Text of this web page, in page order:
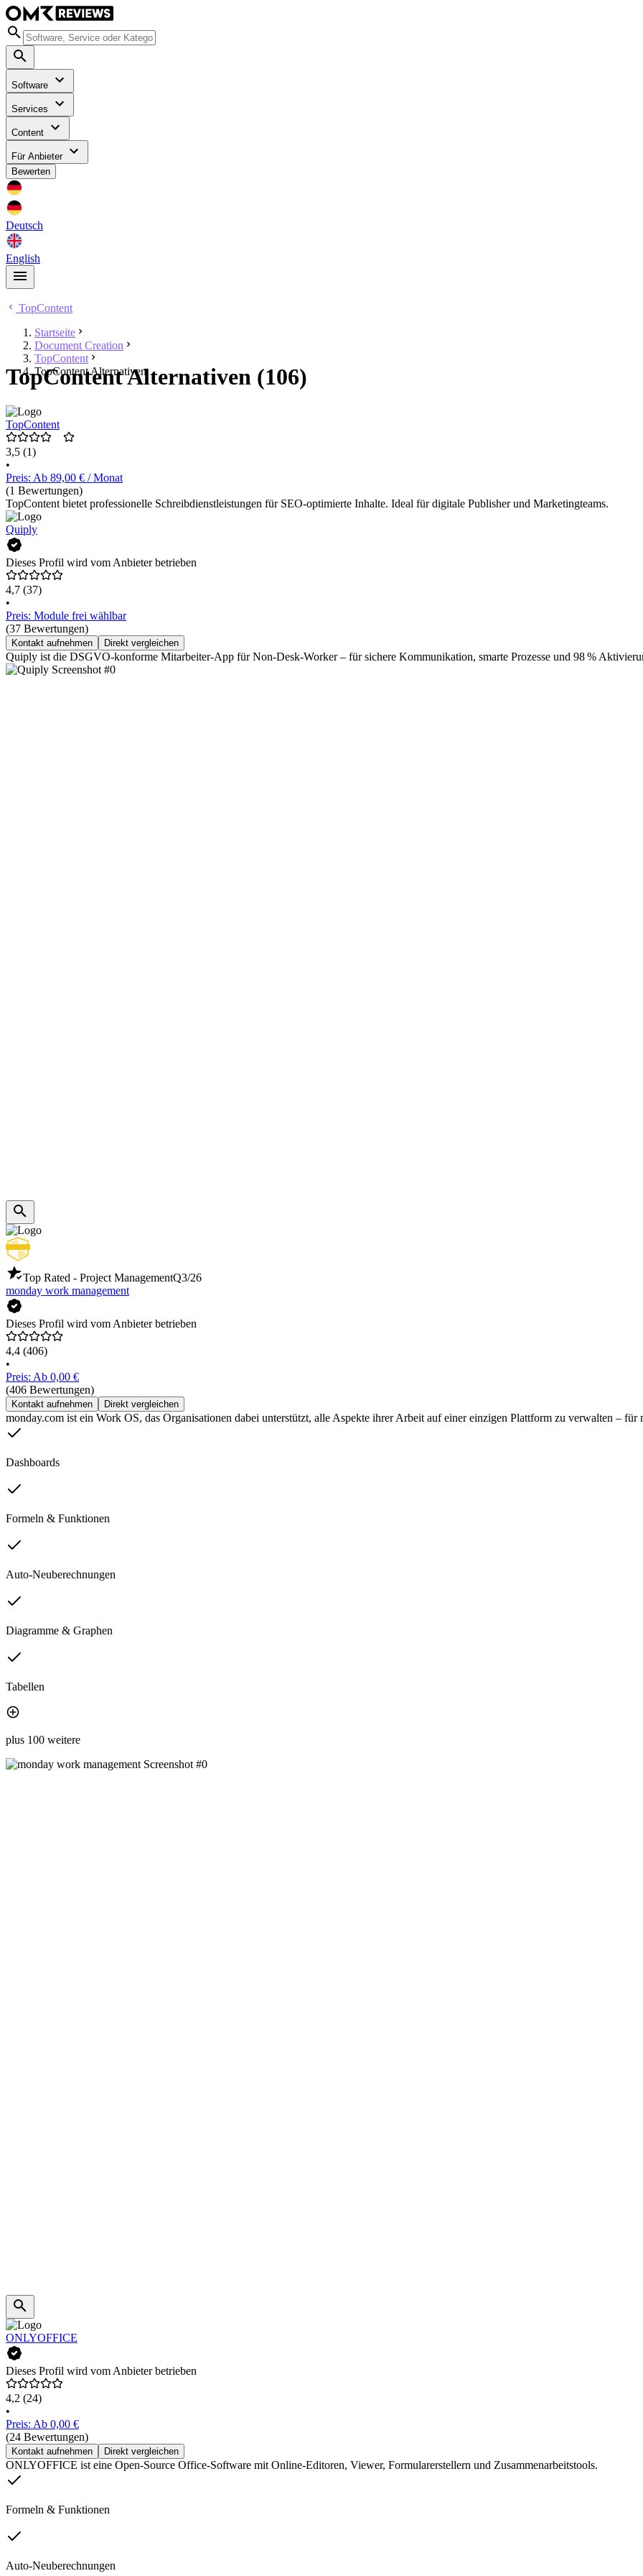
Software
Services
Content
Für Anbieter
Bewerten
Deutsch
English
TopContent
Startseite
Document Creation
TopContent
TopContent Alternativen
TopContent Alternativen (106)
TopContent
3,5 (1)
•
Preis: Ab 89,00 € / Monat
(1 Bewertungen)
TopContent bietet professionelle Schreibdienstleistungen für SEO-optimierte Inhalte. Ideal für digitale Publisher und Marketingteams.
Quiply
Dieses Profil wird vom Anbieter betrieben
4,7 (37)
•
Preis: Module frei wählbar
(37 Bewertungen)
Kontakt aufnehmen Direkt vergleichen
Quiply ist die DSGVO-konforme Mitarbeiter-App für Non-Desk-Worker – für sichere Kommunikation, smarte Prozesse und 98 %
Top Rated - Project ManagementQ3/26
monday work management
Dieses Profil wird vom Anbieter betrieben
4,4 (406)
•
Preis: Ab 0,00 €
(406 Bewertungen)
Kontakt aufnehmen Direkt vergleichen
monday.com ist ein Work OS, das Organisationen dabei unterstützt, alle Aspekte ihrer Arbeit auf einer einzigen Plattform zu verwalten –
Dashboards
Formeln & Funktionen
Auto-Neuberechnungen
Diagramme & Graphen
Tabellen
plus 100 weitere
ONLYOFFICE
Dieses Profil wird vom Anbieter betrieben
4,2 (24)
•
Preis: Ab 0,00 €
(24 Bewertungen)
Kontakt aufnehmen Direkt vergleichen
ONLYOFFICE ist eine Open-Source Office-Software mit Online-Editoren, Viewer, Formularerstellern und Zusammenarbeitstools.
Formeln & Funktionen
Auto-Neuberechnungen